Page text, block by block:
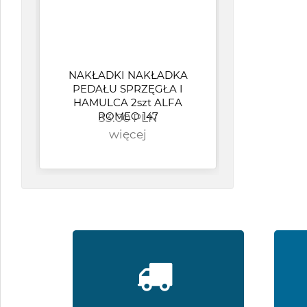
NAKŁADKI NAKŁADKA
PEDAŁU SPRZĘGŁA I
HAMULCA 2szt ALFA
ROMEO 147
33.00 PLN
więcej